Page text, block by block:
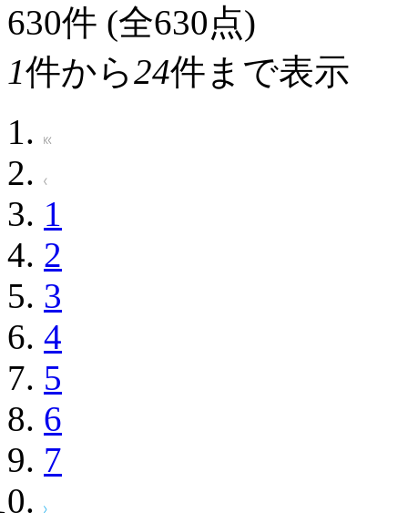
630件 (全630点)
1件から24件まで表示
1
2
3
4
5
6
7